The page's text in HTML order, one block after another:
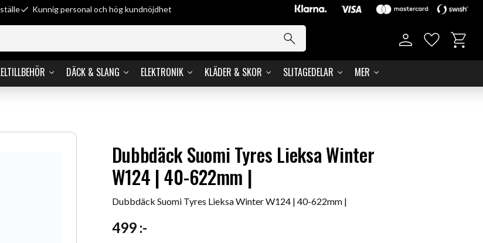
Kunnig personal och hög kundnöjdhet
DÄCK & SLANG ELEKTRONIK KLÄDER & SKOR SLITAGEDELAR MER
Favorites
Dubbdäck Suomi Tyres Lieksa Winter
W124 | 40-622mm |
Dubbdäck Suomi Tyres Lieksa Winter W124 | 40-622mm |
499:-